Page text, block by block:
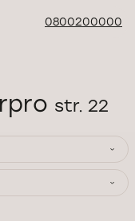
0800200000
str. 22